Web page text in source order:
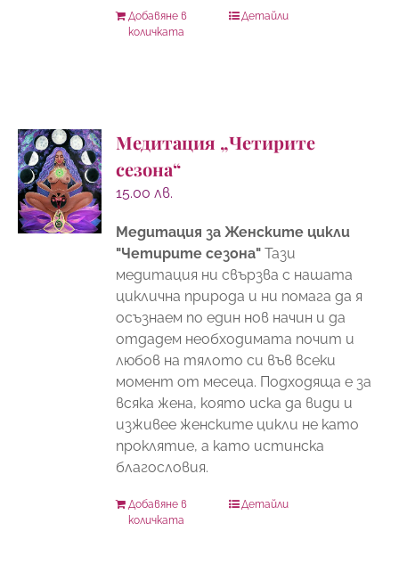
Добавяне в
количката
Детайли
Медитация „Четирите
сезона“
15.00лв.
Медитация за Женските цикли
"Четирите сезона" Тази
медитация ни свързва с нашата
циклична природа и ни помага да я
осъзнаем по един нов начин и да
отдадем необходимата почит и
любов на тялото си във всеки
момент от месеца. Подходяща е за
всяка жена, която иска да види и
изживее женските цикли не като
проклятие, а като истинска
благословия.
Добавяне в
количката
Детайли